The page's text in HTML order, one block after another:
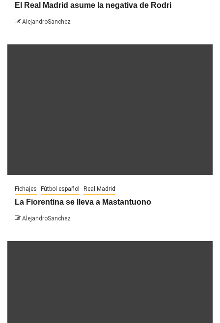
El Real Madrid asume la negativa de Rodri
AlejandroSanchez
Fichajes Fútbol español Real Madrid
La Fiorentina se lleva a Mastantuono
AlejandroSanchez